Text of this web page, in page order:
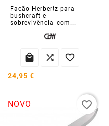
Facão Herbertz para
bushcraft e
sobrevivência, com...
  
24,95 €
NOVO favorite_border